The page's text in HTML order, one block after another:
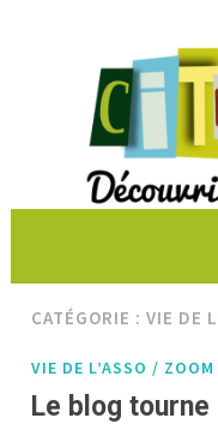
Découvrir, créer, rêver
CATÉGORIE :VIE DE
VIE DE L’ASSO /
Le blog tourne